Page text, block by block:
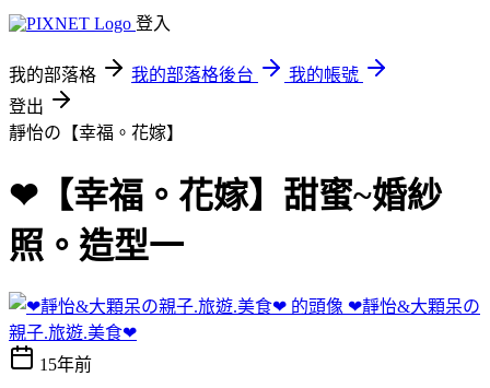
登入
我的部落格 我的部落格後台
我的帳號
登出
靜怡の【幸福。花嫁】
❤【幸福。花嫁】甜蜜~婚紗
照。造型一
❤靜怡&大顆呆の
親子.旅遊.美食❤
15年前